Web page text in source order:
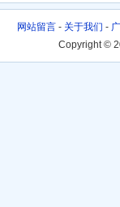
网站留言 - 关于我们 -
Copyright ©